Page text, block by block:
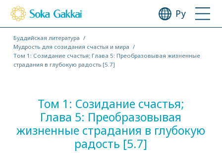
Ру
Буддийская литература
Мудрость для созидания счастья и мира
Том 1: Созидание счастья; Глава 5: Преобразовывая жизненные
страдания в глубокую радость [5.7]
Том 1: Созидание счастья;
Глава 5: Преобразовывая
жизненные страдания в глубокую
радость [5.7]